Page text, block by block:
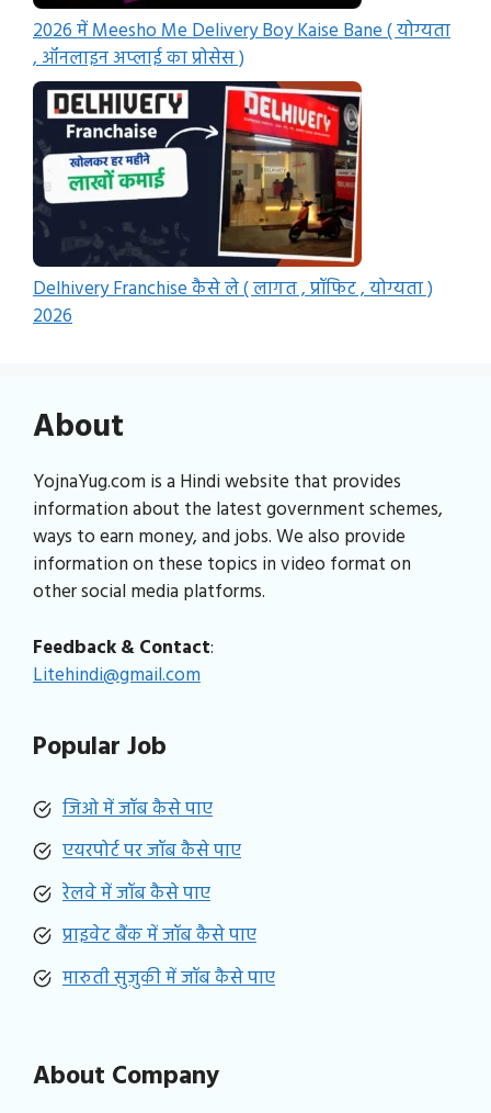
2026 में Meesho Me Delivery Boy Kaise Bane ( योग्यता
, ऑनलाइन अप्लाई का प्रोसेस )
Delhivery Franchise कैसे ले ( लागत , प्रॉफिट , योग्यता )
2026
About
YojnaYug.com is a Hindi website that provides
information about the latest government schemes,
ways to earn money, and jobs. We also provide
information on these topics in video format on
other social media platforms.
Feedback & Contact:
Litehindi@gmail.com
Popular Job
जिओ में जॉब कैसे पाए
एयरपोर्ट पर जॉब कैसे पाए
रेलवे में जॉब कैसे पाए
प्राइवेट बैंक में जॉब कैसे पाए
मारुती सुजुकी में जॉब कैसे पाए
About Company